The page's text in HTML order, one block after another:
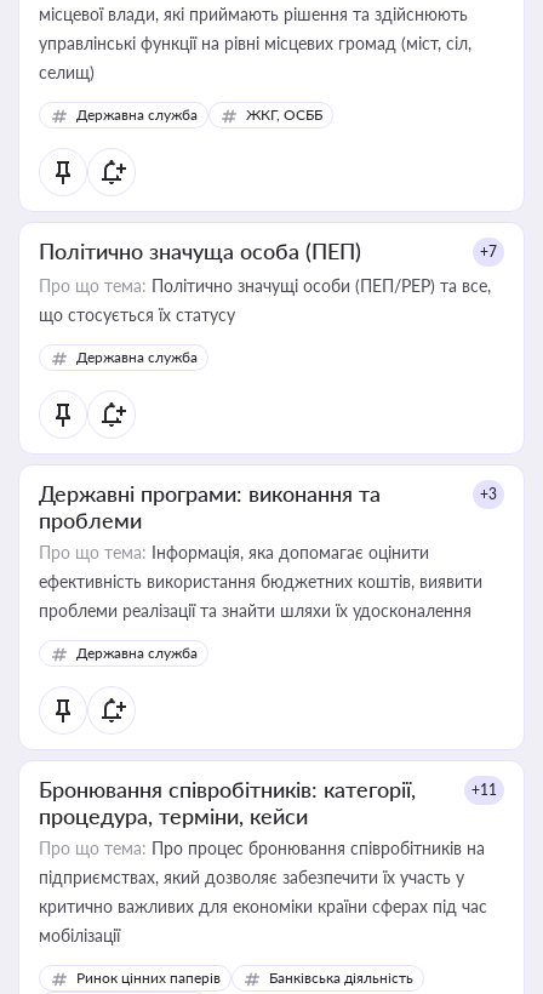
місцевої влади, які приймають рішення та здійснюють
управлінські функції на рівні місцевих громад (міст, сіл,
селищ)
Державна служба ЖКГ, ОСББ
Політично значуща особа (ПЕП) +7
Про що тема: Політично значущі особи (ПЕП/PEP) та все,
що стосується їх статусу
Державна служба
Державні програми: виконання та
проблеми
+3
Про що тема: Інформація, яка допомагає оцінити
ефективність використання бюджетних коштів, виявити
проблеми реалізації та знайти шляхи їх удосконалення
Державна служба
Бронювання співробітників: категорії,
процедура, терміни, кейси
+11
Про що тема: Про процес бронювання співробітників на
підприємствах, який дозволяє забезпечити їх участь у
критично важливих для економіки країни сферах під час
мобілізації
Ринок цінних паперів
Банківська діяльність